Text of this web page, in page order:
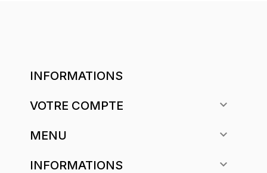
INFORMATIONS
VOTRE COMPTE 
MENU 
INFORMATIONS 